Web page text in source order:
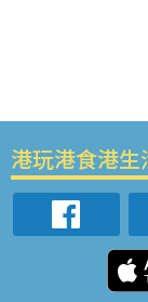
港玩港食港生